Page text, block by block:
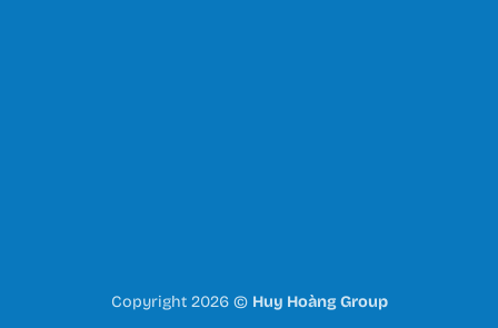
Copyright 2026 © Huy Hoàng Group